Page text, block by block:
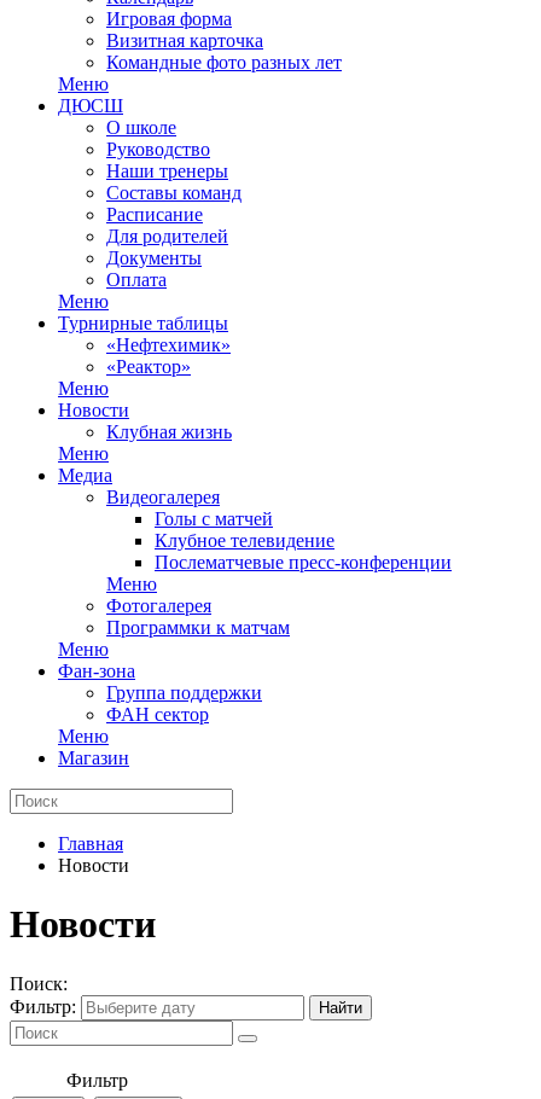
Игровая форма
Визитная карточка
Командные фото разных лет
Меню
ДЮСШ
О школе
Руководство
Наши тренеры
Составы команд
Расписание
Для родителей
Документы
Оплата
Меню
Турнирные таблицы
«Нефтехимик»
«Реактор»
Меню
Новости
Клубная жизнь
Меню
Медиа
Видеогалерея
Голы с матчей
Клубное телевидение
Послематчевые пресс-конференции
Меню
Фотогалерея
Программки к матчам
Меню
Фан-зона
Группа поддержки
ФАН сектор
Меню
Магазин
Главная
Новости
Новости
Поиск:
Фильтр:
Фильтр